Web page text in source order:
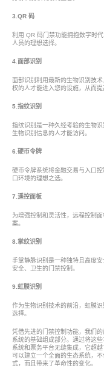
3.QR 码
利用 QR 码门禁功能拥抱数字时
人员的理想选择。
4.面部识别
面部识别利用最新的生物识别技
权的人才能进入您的设施，从而提
5.指纹识别
指纹识别是一种久经考验的生物
生物识别信息的人才能访问。
6.硬币令牌
硬币令牌系统将金融交易与入口
口环境的理想之选。
7.遥控面板
为增强控制和灵活性，远程控制
案。
8.掌纹识别
手掌静脉识别是一种独特且高度
安全、卫生的门禁控制。
9.虹膜识别
作为生物识别技术的前沿，虹膜
选择。
凭借先进的门禁控制功能，我们
系统的基础组成部分。通过将这
系统和票务平台无缝集成，它超
可以建立一个全面的生态系统，
式，而且带来了革命性的变化。